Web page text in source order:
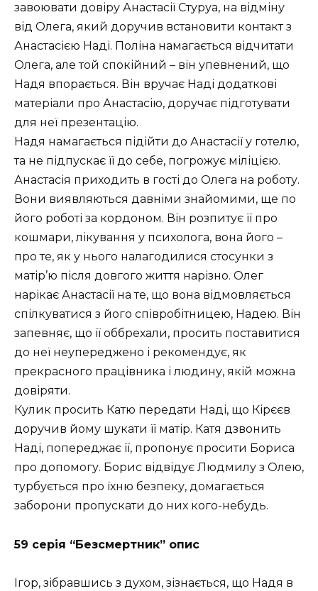
завоювати довіру Анастасії Стуруа, на відміну
від Олега, який доручив встановити контакт з
Анастасією Наді. Поліна намагається відчитати
Олега, але той спокійний – він упевнений, що
Надя впорається. Він вручає Наді додаткові
матеріали про Анастасію, доручає підготувати
для неї презентацію.
Надя намагається підійти до Анастасії у готелю,
та не підпускає її до себе, погрожує міліцією.
Анастасія приходить в гості до Олега на роботу.
Вони виявляються давніми знайомими, ще по
його роботі за кордоном. Він розпитує її про
кошмари, лікування у психолога, вона його –
про те, як у нього налагодилися стосунки з
матір’ю після довгого життя нарізно. Олег
нарікає Анастасії на те, що вона відмовляється
спілкуватися з його співробітницею, Надею. Він
запевняє, що її оббрехали, просить поставитися
до неї неупереджено і рекомендує, як
прекрасного працівника і людину, якій можна
довіряти.
Кулик просить Катю передати Наді, що Кірєєв
доручив йому шукати її матір. Катя дзвонить
Наді, попереджає її, пропонує просити Бориса
про допомогу. Борис відвідує Людмилу з Олею,
турбується про їхню безпеку, домагається
заборони пропускати до них кого-небудь.
59 серія “Безсмертник” опис
Ігор, зібравшись з духом, зізнається, що Надя в